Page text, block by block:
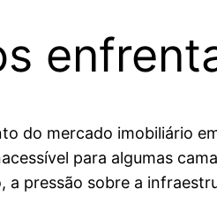
do mercado imobiliário
para algumas
a pressão sobre a